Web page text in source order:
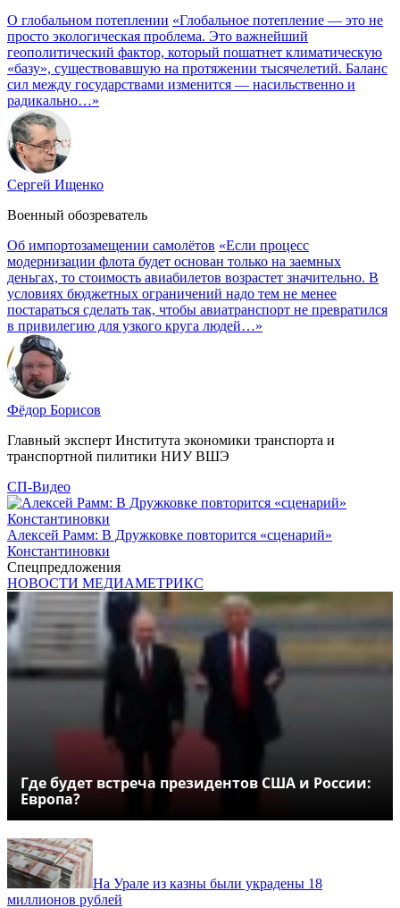
О глобальном потеплении «Глобальное потепление — это не
просто экологическая проблема. Это важнейший
геополитический фактор, который пошатнет климатическую
«базу», существовавшую на протяжении тысячелетий. Баланс
сил между государствами изменится — насильственно и
радикально…»
Сергей Ищенко
Военный обозреватель
Об импортозамещении самолётов «Если процесс
модернизации флота будет основан только на заемных
деньгах, то стоимость авиабилетов возрастет значительно. В
условиях бюджетных ограничений надо тем не менее
постараться сделать так, чтобы авиатранспорт не превратился
в привилегию для узкого круга людей…»
Фёдор Борисов
Главный эксперт Института экономики транспорта и
транспортной пилитики НИУ ВШЭ
СП-Видео
Алексей Рамм: В Дружковке повторится «сценарий»
Константиновки
Спецпредложения
НОВОСТИ МЕДИАМЕТРИКС
Где будет встреча президентов США и России:
Европа?
На Урале из казны были украдены 18
миллионов рублей